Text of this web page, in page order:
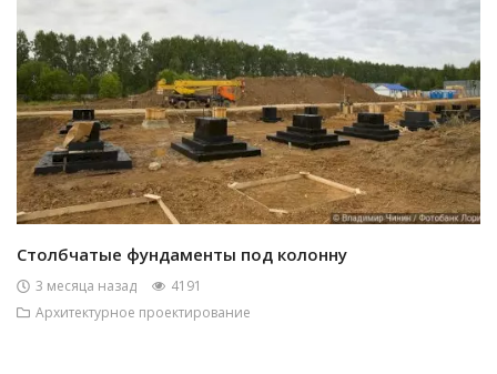
Столбчатые фундаменты под колонну
3 месяца назад
4191
Архитектурное проектирование